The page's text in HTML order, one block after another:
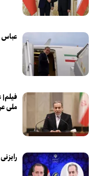
عباس
فیلم|
ملی